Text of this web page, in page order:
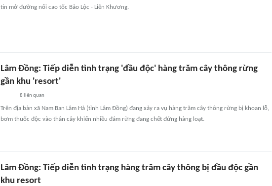
tin mở đường nối cao tốc Bảo Lộc - Liên Khương.
Lâm Đồng: Tiếp diễn tình trạng 'đầu độc' hàng trăm cây thông rừng
gần khu 'resort'
8 liên quan
Trên địa bàn xã Nam Ban Lâm Hà (tỉnh Lâm Đồng) đang xảy ra vụ hàng trăm cây thông rừng bị khoan lỗ,
bơm thuốc độc vào thân cây khiến nhiều đám rừng đang chết đứng hàng loạt.
Lâm Đồng: Tiếp diễn tình trạng hàng trăm cây thông bị đầu độc gần
khu resort